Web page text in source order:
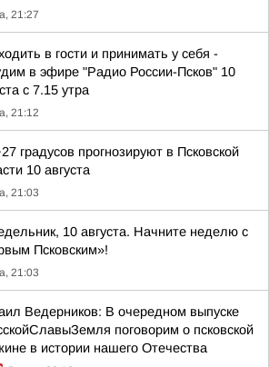
21:27
в гости и принимать у себя -
в эфире "Радио России-Псков" 10
с 7.15 утра
21:12
градусов прогнозируют в Псковской
10 августа
21:03
10 августа. Начните неделю с
Псковским»!
21:03
Ведерников: В очередном выпуске
поговорим о псковской
в истории нашего Отечества